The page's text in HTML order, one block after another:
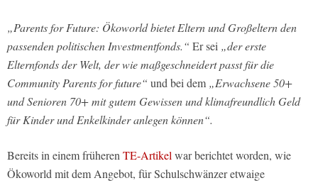
„Parents for Future: Ökoworld bietet Eltern und Großeltern den
passenden politischen Investmentfonds.“ Er sei „der erste
Elternfonds der Welt, der wie maßgeschneidert passt für die
Community Parents for future“ und bei dem „Erwachsene 50+
und Senioren 70+ mit gutem Gewissen und klimafreundlich Geld
für Kinder und Enkelkinder anlegen können“.
Bereits in einem früheren TE-Artikel war berichtet worden, wie
Ökoworld mit dem Angebot, für Schulschwänzer etwaige